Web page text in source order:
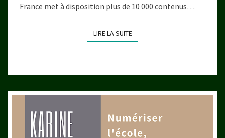
France met à disposition plus de 10 000 contenus…
LIRE LA SUITELIRE LA SUITE